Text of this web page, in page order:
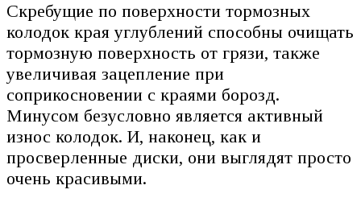
Скребущие по поверхности тормозных
колодок края углублений способны очищать
тормозную поверхность от грязи, также
увеличивая зацепление при
соприкосновении с краями борозд.
Минусом безусловно является активный
износ колодок. И, наконец, как и
просверленные диски, они выглядят просто
очень красивыми.